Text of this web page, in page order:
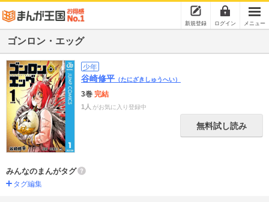
新規登録 ログイン メニュー
ゴンロン・エッグ
少年
谷崎修平 （たにざきしゅうへい）
3巻 完結
1人 がお気に入り登録中
無料試し読み
みんなのまんがタグ
タグ編集